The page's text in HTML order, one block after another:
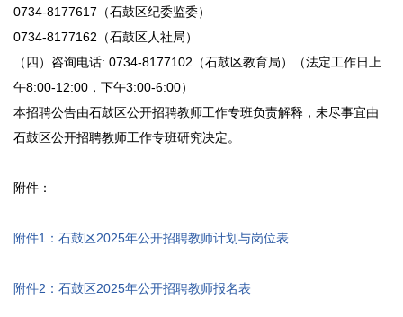
0734-8177617（石鼓区纪委监委）
0734-8177162（石鼓区人社局）
（四）咨询电话: 0734-8177102（石鼓区教育局）（法定工作日上
午8:00-12:00，下午3:00-6:00）
本招聘公告由石鼓区公开招聘教师工作专班负责解释，未尽事宜由
石鼓区公开招聘教师工作专班研究决定。
附件：
附件1：石鼓区2025年公开招聘教师计划与岗位表
附件2：石鼓区2025年公开招聘教师报名表